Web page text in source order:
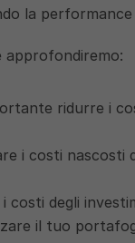
la performance
approfondiremo:
ridurre i
i costi nascosti
costi degli
il tuo